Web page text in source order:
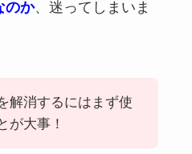
のか、迷ってしまいま
解消するにはまず使
が大事！